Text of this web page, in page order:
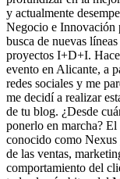
y actualmente
Negocio e Innovación
busca de nuevas
proyectos I+D+I.
evento en Alicante, a
redes sociales y me
me decidí a realizar
de tu blog. ¿Desde
ponerlo en marcha?
conocido como Nexus
de las ventas,
comportamiento del